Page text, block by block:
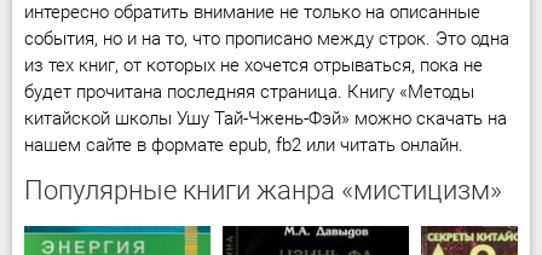
интересно обратить внимание не только на описанные
события, но и на то, что прописано между строк. Это одна
из тех книг, от которых не хочется отрываться, пока не
будет прочитана последняя страница. Книгу «Методы
китайской школы Ушу Тай-Чжень-Фэй» можно скачать на
нашем сайте в формате epub, fb2 или читать онлайн.
Популярные книги жанра «мистицизм»